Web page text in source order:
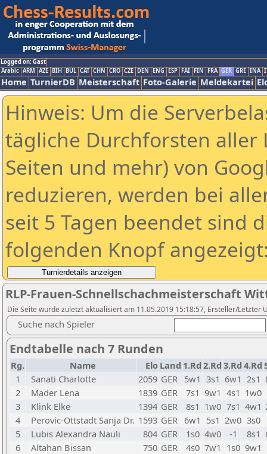
Logged on: Gast
Arabic ARM AZE BIH BUL CAT CHN CRO CZE DEN ENG ESP FAI FIN FRA GER GRE INA
Home TurnierDB Meisterschaft Foto-Galerie Meldekartei
Hinweis: Um die
tägliche Durchforsten aller
Seiten und mehr) von
reduzieren, werden bei
seit 5 Tagen beendet sind
folgenden Knopf
RLP-Frauen-Schnellschachmeisterschaft
Die Seite wurde zuletzt aktualisiert am 11.05.2019 15:18:57, Ersteller/Letzter
Suche nach Spieler
Endtabelle nach 7 Runden
Rg. Name Elo Land 1.Rd 2.Rd 3.Rd 4.Rd
1
Sanati Charlotte 2059 GER 5w1 3s1 6w1 2s1
2
Mader Lena 1839 GER 7s1 9w1 4s1 1w0
3
Klink Elke 1394 GER 8s1 1w0 7s1 4w1
4
Perovic-Ottstadt Sanja Dr. 1593 GER 6w1 5s1 2w0 3s0
5
Lubis Alexandra Nauli 804 GER 1s0 4w0 -1 8s1
6
Altahan Bissan 750 GER 4s0 7w1 1s0 9w1